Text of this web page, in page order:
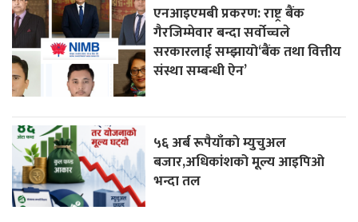
एनआइएमबी प्रकरण: राष्ट्र बैंक
गैरजिम्मेवार बन्दा सर्वोच्चले
सरकारलाई सम्झायो‘बैंक तथा वित्तीय
संस्था सम्बन्धी ऐन’
५६ अर्ब रूपैयाँकाे म्युचुअल
बजार,अधिकांशको मूल्य आइपिओ
भन्दा तल